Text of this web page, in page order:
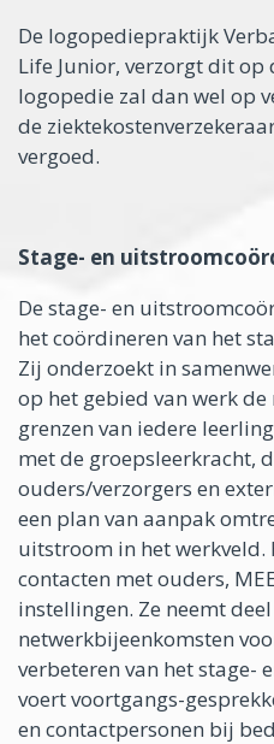
De logopediepraktijk
Life Junior, verzorgt dit op
logopedie zal dan wel op
de
vergoed.
Stage- en
De stage- en
het coördineren van het
Zij onderzoekt in
op het gebied van werk
grenzen van iedere
met de groepsleerkracht,
ouders/verzorgers en
een plan van aanpak
uitstroom in het
contacten met ouders,
instellingen. Ze neemt
netwerkbijeenkomsten
verbeteren van het stage-
voert voortgangs-
en contactpersonen bij